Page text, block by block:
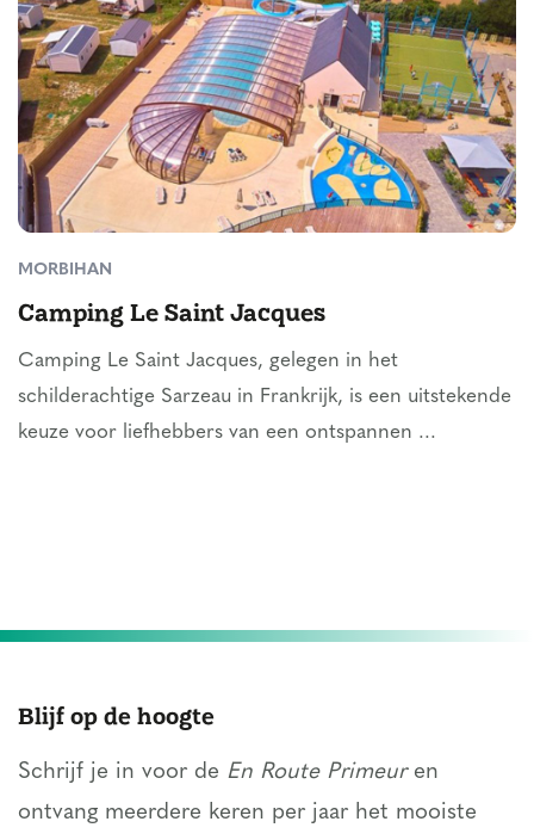
MORBIHAN
Camping Le Saint Jacques
Camping Le Saint Jacques, gelegen in het
schilderachtige Sarzeau in Frankrijk, is een uitstekende
keuze voor liefhebbers van een ontspannen ...
Blijf op de hoogte
Schrijf je in voor de En Route Primeuren
ontvang meerdere keren per jaar het mooiste